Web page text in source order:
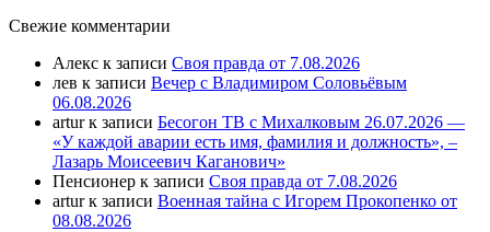
Свежие комментарии
Алекс к записи Своя правда от 7.08.2026
лев к записи Вечер с Владимиром Соловьёвым
06.08.2026
arturк записи Бесогон ТВ с Михалковым 26.07.2026 —
«У каждой аварии есть имя, фамилия и должность», –
Лазарь Моисеевич Каганович»
Пенсионер к записи Своя правда от 7.08.2026
arturк записи Военная тайна с Игорем Прокопенко от
08.08.2026